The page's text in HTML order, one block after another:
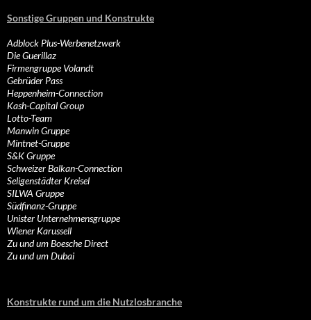
Sonstige Gruppen und Konstrukte
Adblock Plus-Werbenetzwerk
Die Guerillaz
Firmengruppe Volandt
Gebrüder Pass
Heppenheim-Connection
Kash-Capital Group
Lotto-Team
Manwin Gruppe
Mintnet-Gruppe
S&K Gruppe
Schweizer Balkan-Connection
Seligenstädter Kreisel
SILWA Gruppe
Südfinanz-Gruppe
Unister Unternehmensgruppe
Wiener Karussell
Zu und um Boesche Direct
Zu und um Dubai
Konstrukte rund um die Nutzlosbranche